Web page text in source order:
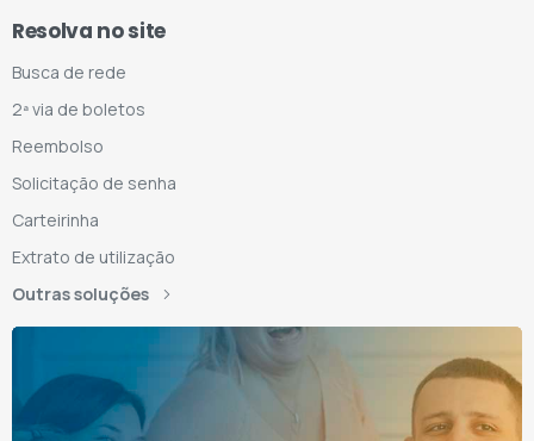
Resolva no site
Busca de rede
2ª via de boletos
Reembolso
Solicitação de senha
Carteirinha
Extrato de utilização
Outras soluções